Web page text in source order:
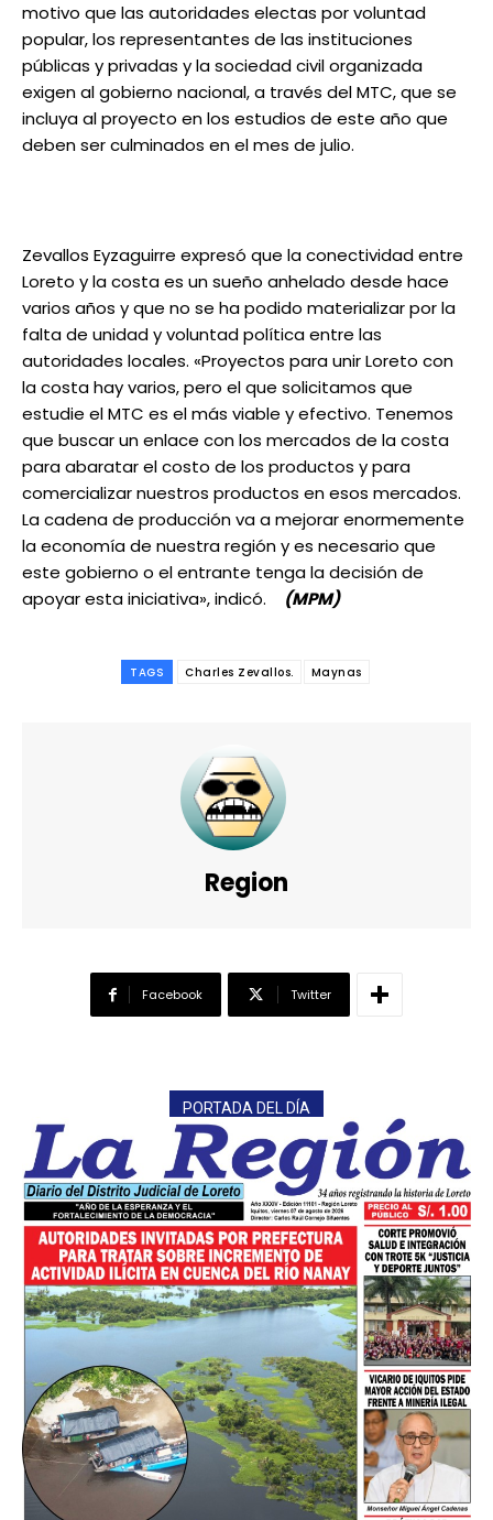
motivo que las autoridades electas por voluntad
popular, los representantes de las instituciones
públicas y privadas y la sociedad civil organizada
exigen al gobierno nacional, a través del MTC, que se
incluya al proyecto en los estudios de este año que
deben ser culminados en el mes de julio.
Zevallos Eyzaguirre expresó que la conectividad entre
Loreto y la costa es un sueño anhelado desde hace
varios años y que no se ha podido materializar por la
falta de unidad y voluntad política entre las
autoridades locales. «Proyectos para unir Loreto con
la costa hay varios, pero el que solicitamos que
estudie el MTC es el más viable y efectivo. Tenemos
que buscar un enlace con los mercados de la costa
para abaratar el costo de los productos y para
comercializar nuestros productos en esos mercados.
La cadena de producción va a mejorar enormemente
la economía de nuestra región y es necesario que
este gobierno o el entrante tenga la decisión de
apoyar esta iniciativa», indicó. (MPM)
TAGS Charles Zevallos. Maynas
Region
Facebook Twitter
PORTADA DEL DÍA